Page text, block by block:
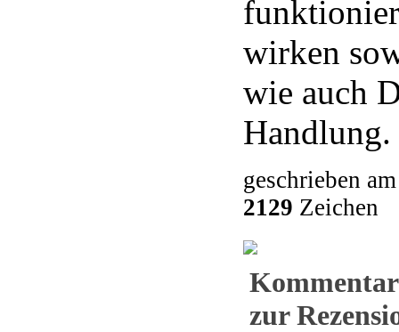
wirken
wie auch
Handlung.
geschrieben
2129 Zeichen
zur